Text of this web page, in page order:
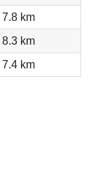
7.8 km
8.3 km
7.4 km